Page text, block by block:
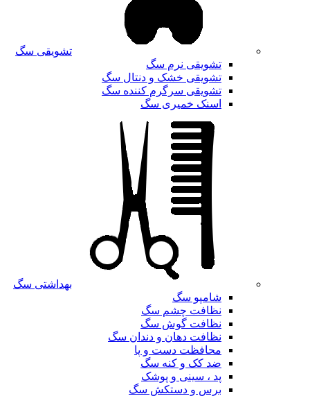
تشویقی سگ
تشویقی نرم سگ
تشویقی خشک و دنتال سگ
تشویقی سرگرم کننده سگ
اسنک خمیری سگ
بهداشتی سگ
شامپو سگ
نظافت چشم سگ
نظافت گوش سگ
نظافت دهان و دندان سگ
محافظت دست و پا
ضد کک و کنه سگ
پد ، سینی و پوشک
برس و دستکش سگ